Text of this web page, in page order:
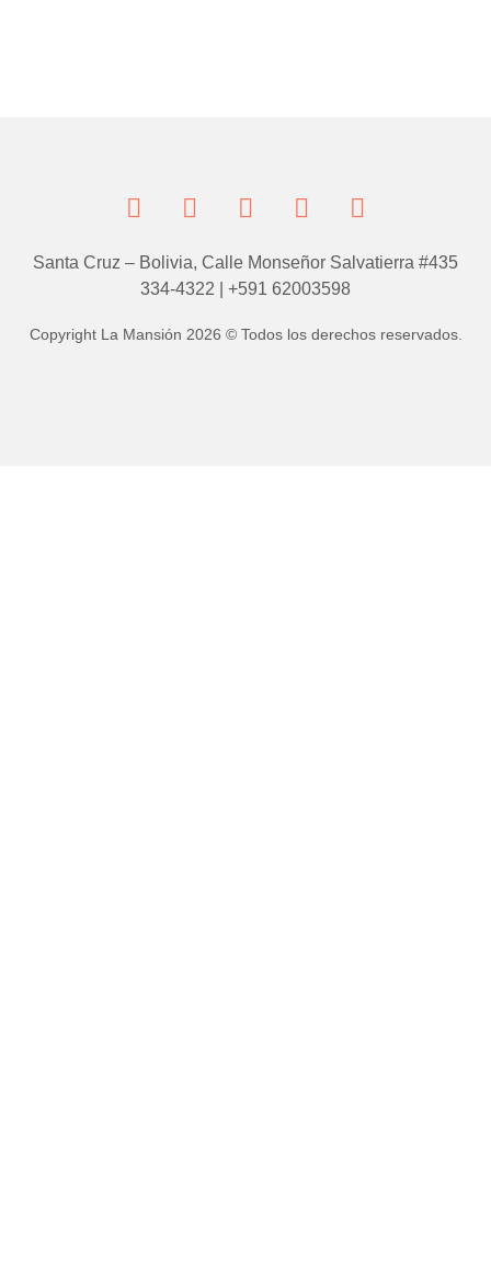
Santa Cruz – Bolivia, Calle Monseñor Salvatierra #435
334-4322 | +591 62003598
Copyright La Mansión 2026 © Todos los derechos reservados.